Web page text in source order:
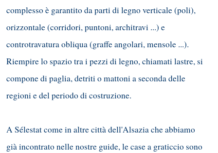
complesso è garantito da parti di legno verticale (poli),
orizzontale (corridori, puntoni, architravi ...) e
controtravatura obliqua (graffe angolari, mensole ...).
Riempire lo spazio tra i pezzi di legno, chiamati lastre, si
compone di paglia, detriti o mattoni a seconda delle
regioni e del periodo di costruzione.
A Sélestat come in altre città dell'Alsazia che abbiamo
già incontrato nelle nostre guide, le case a graticcio sono